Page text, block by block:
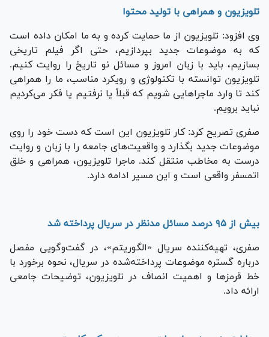
تلویزیون و همراهی با تولید محتوا
وی افزود: تلویزیون از ما حمایت کرده و به ما امکان داده است
که به موضوعات جدید بپردازیم، حتی اگر فیلم تاریخی
بسازیم، باید با زبان امروز و مسائل نو تاریخ را روایت کنیم.
تلویزیون توانسته با تکنولوژی و رویکرد مناسب، ما را همراهی
کند تا وارد ماجراهایی شویم که قبلاً یا نرفتیم یا فکر می‌کردیم
نباید برویم.
صفری تصریح کرد: کار تلویزیون این است که دست خود را روی
موضوعات جدید بگذارد و واقعیت‌های جامعه را با زبان و روایت
درست به مخاطب منتقل کند. ماجرا تلویزیون، همراهی و خلق
اتمسفر واقعی است و این مسیر ادامه دارد.
بیش از ۹۵ درصد مسائل مدنظر در سریال پرداخته شد
صفری، تهیه‌کننده سریال «الگوریتم»، در گفت‌وگویی مفصل
درباره گستره موضوعات پرداخته‌شده در سریال، نحوه برخورد با
خط قرمزها و اهمیت انصاف در تلویزیون، توضیحات جامعی
ارائه داد.